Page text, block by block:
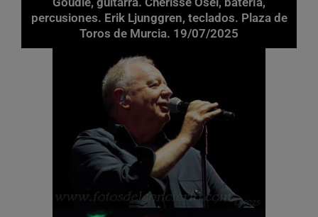
percusiones. Erik Ljunggren, teclados. Plaza de
Toros de Murcia. 19/07/2025